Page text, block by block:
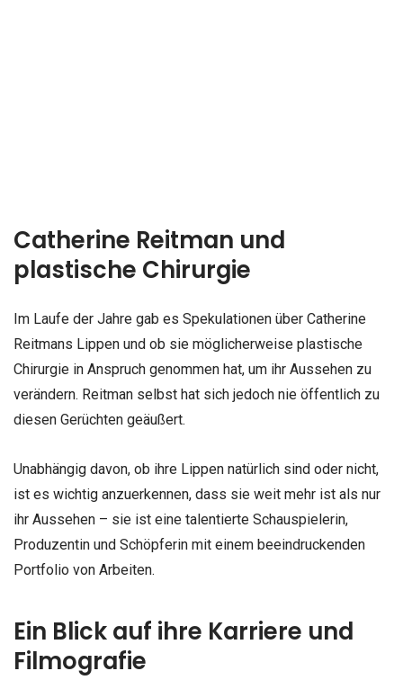
Catherine Reitman und
plastische Chirurgie
Im Laufe der Jahre gab es Spekulationen über Catherine
Reitmans Lippen und ob sie möglicherweise plastische
Chirurgie in Anspruch genommen hat, um ihr Aussehen zu
verändern. Reitman selbst hat sich jedoch nie öffentlich zu
diesen Gerüchten geäußert.
Unabhängig davon, ob ihre Lippen natürlich sind oder nicht,
ist es wichtig anzuerkennen, dass sie weit mehr ist als nur
ihr Aussehen – sie ist eine talentierte Schauspielerin,
Produzentin und Schöpferin mit einem beeindruckenden
Portfolio von Arbeiten.
Ein Blick auf ihre Karriere und
Filmografie